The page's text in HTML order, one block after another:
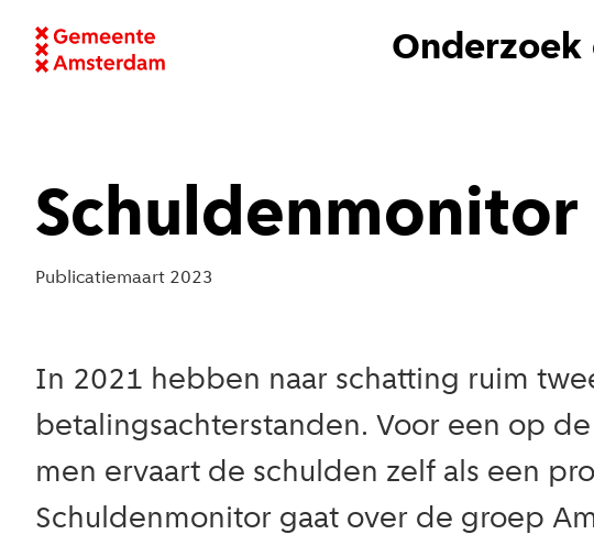
Onderzoek
Schuldenmonitor
Publicatiemaart 2023
In 2021 hebben naar schatting ruim
betalingsachterstanden. Voor een op
men ervaart de schulden zelf als een
Schuldenmonitor gaat over de groep